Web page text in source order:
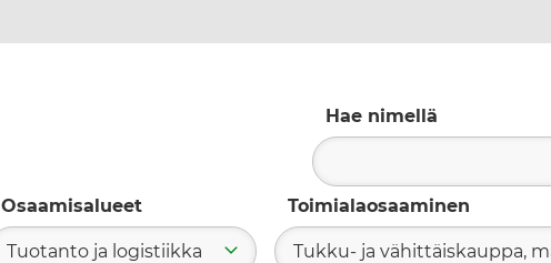
Hae nimellä
Osaamisalueet
Tuotanto ja logistiikka
Toimialaosaaminen
Tukku- ja vähittäiskauppa,